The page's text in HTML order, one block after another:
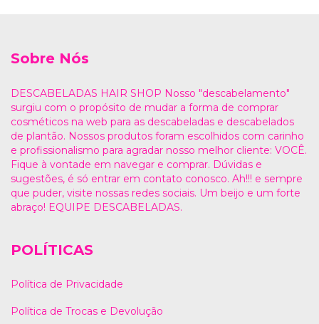
Sobre Nós
DESCABELADAS HAIR SHOP Nosso "descabelamento"
surgiu com o propósito de mudar a forma de comprar
cosméticos na web para as descabeladas e descabelados
de plantão. Nossos produtos foram escolhidos com carinho
e profissionalismo para agradar nosso melhor cliente: VOCÊ.
Fique à vontade em navegar e comprar. Dúvidas e
sugestões, é só entrar em contato conosco. Ah!!! e sempre
que puder, visite nossas redes sociais. Um beijo e um forte
abraço! EQUIPE DESCABELADAS.
POLÍTICAS
Política de Privacidade
Política de Trocas e Devolução